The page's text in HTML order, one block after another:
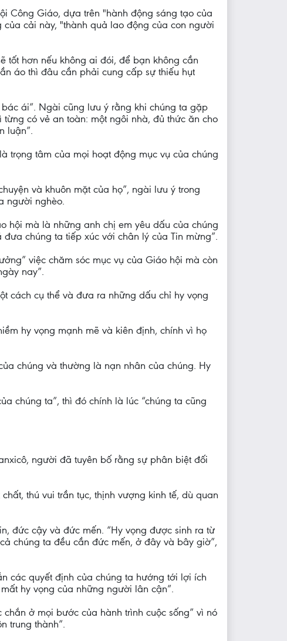
Công Giáo, dựa trên "hành động sáng tạo của
cải này, "thành quả lao động của con người
tốt hơn nếu không ai đói, để bạn không cần
áo thì đâu cần phải cung cấp sự thiếu hụt
ái”. Ngài cũng lưu ý rằng khi chúng ta gặp
có vẻ an toàn: một ngôi nhà, đủ thức ăn cho
luận”.
trọng tâm của mọi hoạt động mục vụ của chúng
và khuôn mặt của họ”, ngài lưu ý trong
người nghèo.
hội mà là những anh chị em yêu dấu của chúng
chúng ta tiếp xúc với chân lý của Tin mừng”.
việc chăm sóc mục vụ của Giáo hội mà còn
nay”.
cách cụ thể và đưa ra những dấu chỉ hy vọng
hy vọng mạnh mẽ và kiên định, chính vì họ
chúng và thường là nạn nhân của chúng. Hy
chúng ta”, thì đó chính là lúc “chúng ta cũng
người đã tuyên bố rằng sự phân biệt đối
thú vui trần tục, thịnh vượng kinh tế, dù quan
đức cậy và đức mến. “Hy vọng được sinh ra từ
chúng ta đều cần đức mến, ở đây và bây giờ”,
các quyết định của chúng ta hướng tới lợi ích
hy vọng của những người lân cận”.
ở mọi bước của hành trình cuộc sống” vì nó
trung thành”.